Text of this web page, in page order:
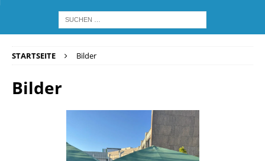
STARTSEITE Bilder
Bilder